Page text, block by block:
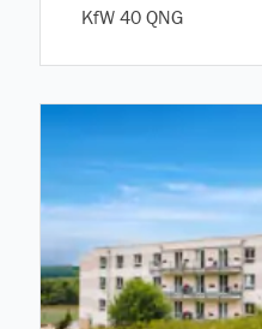
KfW 40 QNG